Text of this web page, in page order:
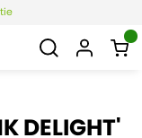
DELIGHT'